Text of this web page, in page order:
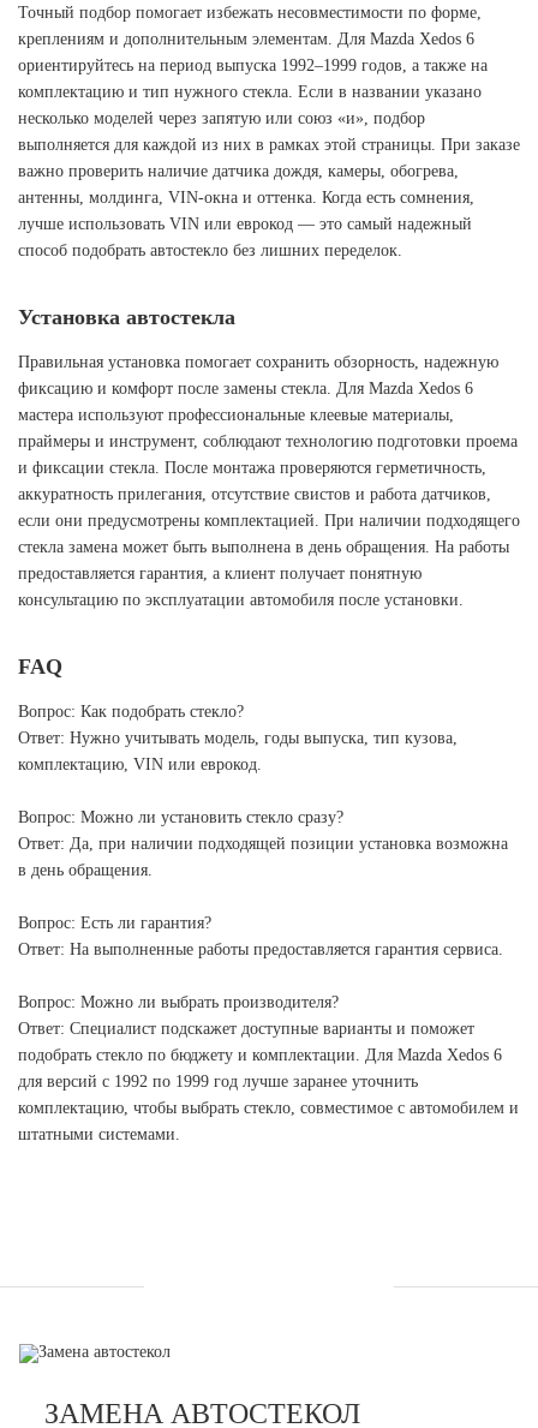
Точный подбор помогает избежать несовместимости по форме,
креплениям и дополнительным элементам. Для Mazda Xedos 6
ориентируйтесь на период выпуска 1992–1999 годов, а также на
комплектацию и тип нужного стекла. Если в названии указано
несколько моделей через запятую или союз «и», подбор
выполняется для каждой из них в рамках этой страницы. При заказе
важно проверить наличие датчика дождя, камеры, обогрева,
антенны, молдинга, VIN-окна и оттенка. Когда есть сомнения,
лучше использовать VIN или еврокод — это самый надежный
способ подобрать автостекло без лишних переделок.
Установка автостекла
Правильная установка помогает сохранить обзорность, надежную
фиксацию и комфорт после замены стекла. Для Mazda Xedos 6
мастера используют профессиональные клеевые материалы,
праймеры и инструмент, соблюдают технологию подготовки проема
и фиксации стекла. После монтажа проверяются герметичность,
аккуратность прилегания, отсутствие свистов и работа датчиков,
если они предусмотрены комплектацией. При наличии подходящего
стекла замена может быть выполнена в день обращения. На работы
предоставляется гарантия, а клиент получает понятную
консультацию по эксплуатации автомобиля после установки.
FAQ
Вопрос: Как подобрать стекло?
Ответ: Нужно учитывать модель, годы выпуска, тип кузова,
комплектацию, VIN или еврокод.
Вопрос: Можно ли установить стекло сразу?
Ответ: Да, при наличии подходящей позиции установка возможна
в день обращения.
Вопрос: Есть ли гарантия?
Ответ: На выполненные работы предоставляется гарантия сервиса.
Вопрос: Можно ли выбрать производителя?
Ответ: Специалист подскажет доступные варианты и поможет
подобрать стекло по бюджету и комплектации. Для Mazda Xedos 6
для версий с 1992 по 1999 год лучше заранее уточнить
комплектацию, чтобы выбрать стекло, совместимое с автомобилем и
штатными системами.
ЗАМЕНА АВТОСТЕКОЛ